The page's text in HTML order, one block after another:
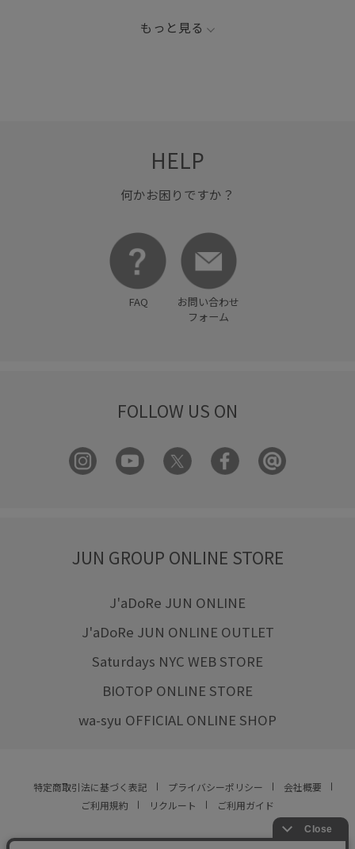
もっと見る
HELP
何かお困りですか？
FAQ
お問い合わせ
フォーム
FOLLOW US ON
JUN GROUP ONLINE STORE
J'aDoRe JUN ONLINE
J'aDoRe JUN ONLINE OUTLET
Saturdays NYC WEB STORE
BIOTOP ONLINE STORE
wa-syu OFFICIAL ONLINE SHOP
特定商取引法に基づく表記 プライバシーポリシー
会社概要
ご利用規約
リクルート ご利用ガイド